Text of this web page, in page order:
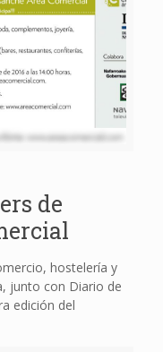
de
hostelería y
junto con Diario de
edición del